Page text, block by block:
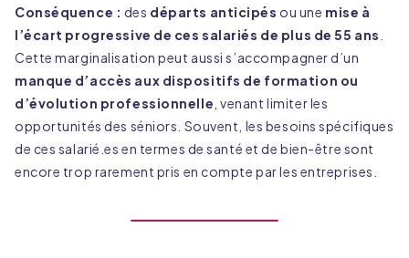
Conséquence : des départs anticipés ou une mise à
l’écart progressive de ces salariés de plus de 55 ans
Cette marginalisation peut aussi s’accompagner d’un
manque d’accès aux dispositifs de formation ou
d’évolution professionnelle , venant limiter les
opportunités des séniors. Souvent, les besoins spécifiques
de ces salarié.es en termes de santé et de bien-être sont
encore trop rarement pris en compte par les entreprises.